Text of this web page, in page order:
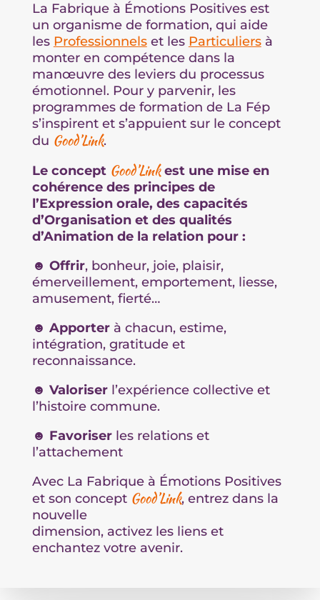
La Fabrique à Émotions Positives est
un organisme de formation, qui aide
les Professionnelset les Particuliersà
monter en compétence dans la
manœuvre des leviers du processus
émotionnel. Pour y parvenir, les
programmes de formation de La Fép
s’inspirent et s’appuient sur le concept
du Good’Link.
Le concept Good’Linkest une mise en
cohérence des principes de
l’Expression orale, des capacités
d’Organisation et des qualités
d’Animation de la relation pour :
☻ Offrir, bonheur, joie, plaisir,
émerveillement, emportement, liesse,
amusement, fierté…
☻ Apporterà chacun, estime,
intégration, gratitude et
reconnaissance.
☻ Valoriserl’expérience collective et
l’histoire commune.
☻ Favoriser les relations et
l’attachement
Avec La Fabrique à Émotions Positives
et son concept Good’Link, entrez dans la
nouvelle
dimension, activez les liens et
enchantez votre avenir.